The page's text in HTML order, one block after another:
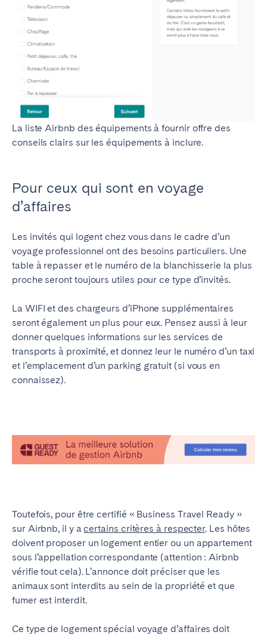
La liste Airbnb des équipements à fournir offre des
conseils clairs sur les équipements à inclure.
Pour ceux qui sont en voyage
d’affaires
Les invités qui logent chez vous dans le cadre d’un
voyage professionnel ont des besoins particuliers. Une
table à repasser et le numéro de la blanchisserie la plus
proche seront toujours utiles pour ce type d’invités.
La WIFI et des chargeurs d’iPhone supplémentaires
seront également un plus pour eux. Pensez aussi à leur
donner quelques informations sur les services de
transports à proximité, et donnez leur le numéro d’un taxi
et l’emplacement d’un parking gratuit (si vous en
connaissez).
Toutefois, pour être certifié « Business Travel Ready »
sur Airbnb, il y acertains critères à respecter. Les hôtes
doivent proposer un logement entier ou un appartement
sous l’appellation correspondante (attention : Airbnb
vérifie tout cela). L’annonce doit préciser que les
animaux sont interdits au sein de la propriété et que
fumer est interdit.
Ce type de logement spécial voyage d’affaires doit
PORTUGAL
Albufeira
Beja
Coimbra
Leiria
Porto
Setúbal
Viana do Castelo
Ponta Delgada
Aller sur la page globale